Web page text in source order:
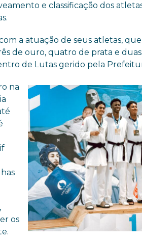
e classificação dos
a atuação de seus atletas,
de ouro, quatro de prata e
de Lutas gerido pela
na
os